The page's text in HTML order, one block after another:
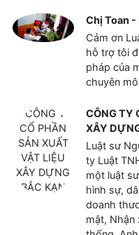
Chị Toan -
Cảm ơn
hỗ trợ tôi
pháp của
chuyên
CÔNG TY
XÂY
Luật sư
ty Luật
một luật
hình sự,
doanh
mật, Nhận